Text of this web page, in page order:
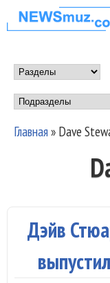
НОВОСТИ
МУЗЫКИ И
ШОУ
Main
Главная» Dave
Дэйв